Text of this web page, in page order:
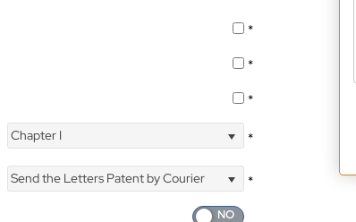
*
*
*
Chapter I *
Send the Letters Patent by Courier
*